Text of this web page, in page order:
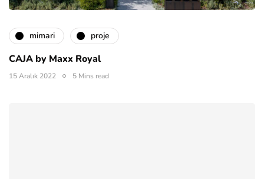
mimari proje
CAJA by Maxx Royal
15 Aralık 2022 5 Mins read